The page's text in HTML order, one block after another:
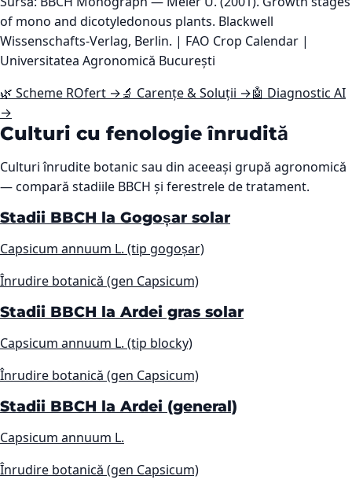
of mono and dicotyledonous plants. Blackwell
Wissenschafts-Verlag, Berlin. | FAO Crop Calendar |
Universitatea Agronomică București
🌿 Scheme ROfert →🔬 Carențe & Soluții →🤖 Diagnostic AI
→
Culturi cu fenologie înrudită
Culturi înrudite botanic sau din aceeași grupă agronomică
— compară stadiile BBCH și ferestrele de tratament.
Stadii BBCH la Gogoșar solar
Capsicum annuum L. (tip gogoșar)
Înrudire botanică (gen Capsicum)
Stadii BBCH la Ardei gras solar
Capsicum annuum L. (tip blocky)
Înrudire botanică (gen Capsicum)
Stadii BBCH la Ardei (general)
Capsicum annuum L.
Înrudire botanică (gen Capsicum)